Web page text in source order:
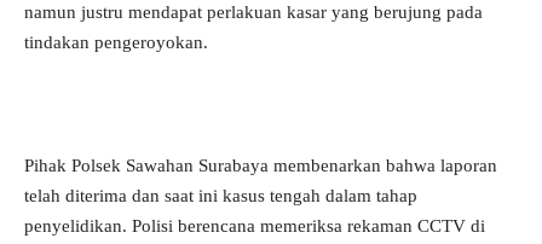
namun justru mendapat perlakuan kasar yang berujung pada
tindakan pengeroyokan.
Pihak Polsek Sawahan Surabaya membenarkan bahwa laporan
telah diterima dan saat ini kasus tengah dalam tahap
penyelidikan. Polisi berencana memeriksa rekaman CCTV di